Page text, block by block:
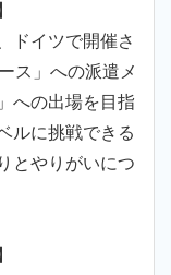
ドイツで開催さ
ス」への派遣メ
への出場を目指
ルに挑戦できる
とやりがいにつ